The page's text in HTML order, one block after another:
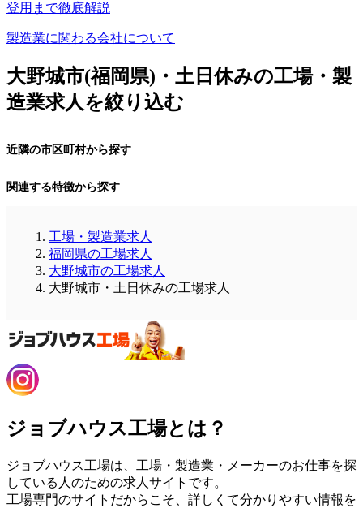
登用まで徹底解説
製造業に関わる会社について
大野城市(福岡県)・土日休みの工場・製
造業求人を絞り込む
近隣の市区町村から探す
関連する特徴から探す
工場・製造業求人
福岡県の工場求人
大野城市の工場求人
大野城市・土日休みの工場求人
ジョブハウス工場とは？
ジョブハウス工場は、工場・製造業・メーカーのお仕事を探
している人のための求人サイトです。
工場専門のサイトだからこそ、詳しくて分かりやすい情報を